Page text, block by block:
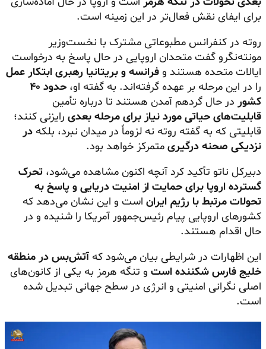
برای ایفای نقش فعال‌تر در این زمینه است.
روته در کنفرانس مطبوعاتی مشترک با نخست‌وزیر
مونته‌نگرو گفت متحدان اروپایی در حال پاسخ به درخواست
ایالات متحده هستند و فرانسه و بریتانیا رهبری ابتکار عمل
را در این مرحله بر عهده گرفته‌اند. به گفته او،
حدود ۴۰
کشور در حال گردهم آمدن هستند تا درباره تأمین
قابلیت‌های حیاتی مورد نیاز برای مرحله بعدی رایزنی کنند؛
قابلیتی که به گفته روته نه لزوماً در میدان نبرد، بلکه در
نزدیکی صحنه درگیری متمرکز خواهد بود.
دبیرکل ناتو تأکید کرد آنچه اکنون مشاهده می‌شود، تحرک
گسترده اروپا برای حمایت از امنیت دریایی و پاسخ به
تحولات مرتبط با رژیم ایران است و این نشان می‌دهد که
کشورهای اروپایی پیام رئیس‌جمهور آمریکا را شنیده و در
حال اقدام هستند.
این اظهارات در شرایطی بیان می‌شود که آتش‌بس در منطقه
خلیج فارس شکننده است و تنگه هرمز به یکی از کانون‌های
اصلی نگرانی امنیتی و انرژی در سطح جهانی تبدیل شده
است.